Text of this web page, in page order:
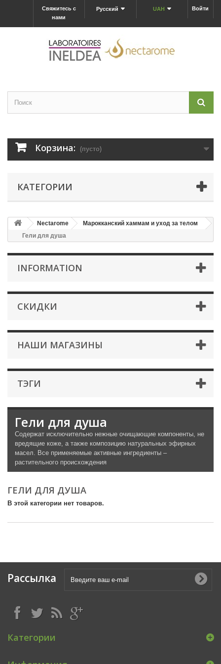
Войти
UAH
Русский
Свяжитесь с
нами
Корзина: (пусто)
КАТЕГОРИИ
Nectarome
Марокканский хаммам и уход за телом
Гели для душа
INFORMATION
СКИДКИ
НАШИ МАГАЗИНЫ
ТЭГИ
Гели для душа
Содержат исключительно нежные очищающие компоненты, не
вредящие коже, а также композицию натуральных эфирных
масел. Все применяемые активные ингредиенты –
растительного происхождения
ГЕЛИ ДЛЯ ДУША
В этой категории нет товаров.
Рассылка
Категории